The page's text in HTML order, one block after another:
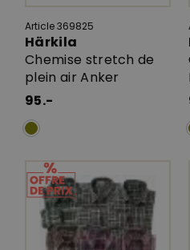
Article 369825
Härkila
Chemise stretch de
plein air Anker
95.-